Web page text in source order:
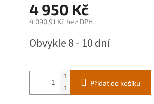
4 950 Kč
4 090,91 Kč bez DPH
cena:
Obvykle 8 - 10 dní
Přidat do košíku